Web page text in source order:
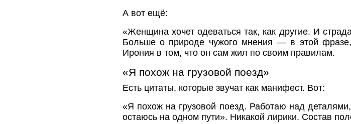
А вот ещё:
«Женщина хочет одеваться так, как другие. И
Больше о природе чужого мнения — в этой
Ирония в том, что он сам жил по своим правилам.
«Я похож на грузовой поезд»
Есть цитаты, которые звучат как манифест. Вот:
«Я похож на грузовой поезд. Работаю над
остаюсь на одном пути». Никакой лирики. Состав